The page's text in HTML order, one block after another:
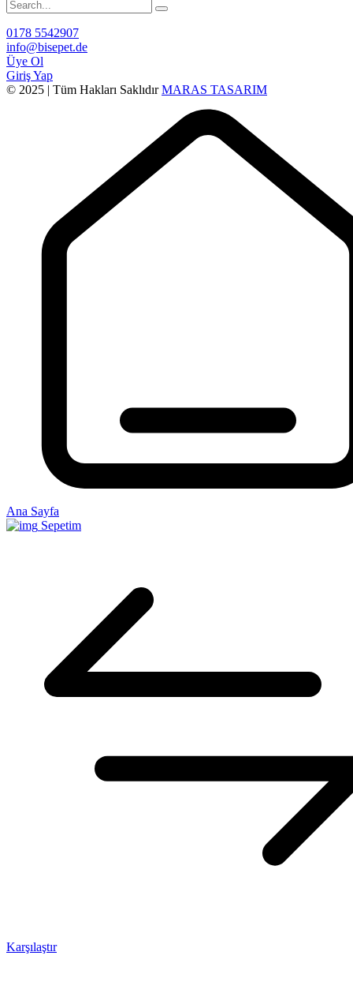
0178 5542907
info@bisepet.de
Üye Ol
Giriş Yap
© 2025 | Tüm Hakları SaklıdırMARAS TASARIM
Ana Sayfa
Sepetim
Karşılaştır